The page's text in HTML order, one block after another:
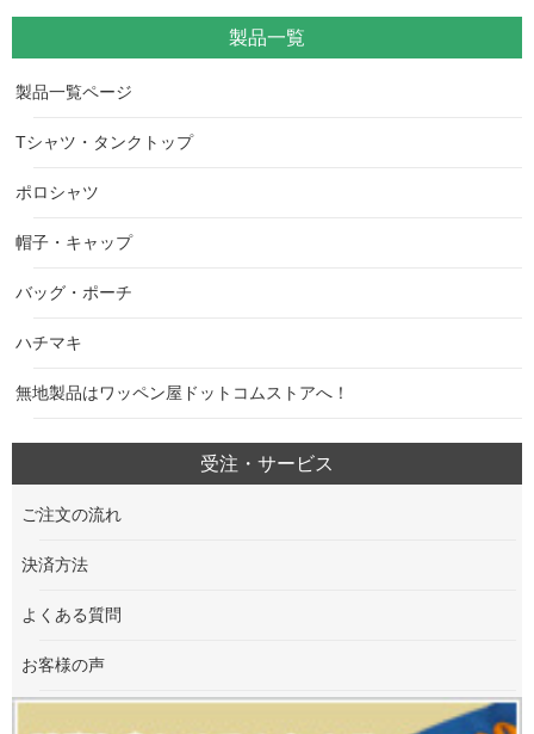
製品一覧
製品一覧ページ
Tシャツ・タンクトップ
ポロシャツ
帽子・キャップ
バッグ・ポーチ
ハチマキ
無地製品はワッペン屋ドットコムストアへ！
受注・サービス
ご注文の流れ
決済方法
よくある質問
お客様の声